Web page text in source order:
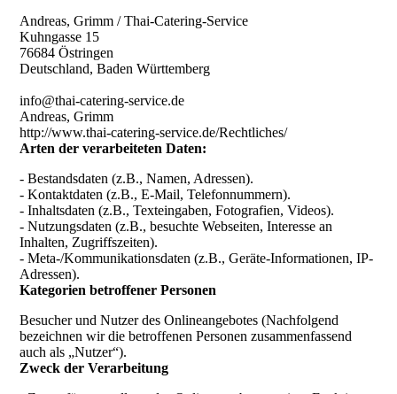
Andreas, Grimm / Thai-Catering-Service
Kuhngasse 15
76684 Östringen
Deutschland, Baden Württemberg
info@thai-catering-service.de
Andreas, Grimm
http://www.thai-catering-service.de/Rechtliches/
Arten der verarbeiteten Daten:
- Bestandsdaten (z.B., Namen, Adressen).
- Kontaktdaten (z.B., E-Mail, Telefonnummern).
- Inhaltsdaten (z.B., Texteingaben, Fotografien, Videos).
- Nutzungsdaten (z.B., besuchte Webseiten, Interesse an
Inhalten, Zugriffszeiten).
- Meta-/Kommunikationsdaten (z.B., Geräte-Informationen, IP-
Adressen).
Kategorien betroffener Personen
Besucher und Nutzer des Onlineangebotes (Nachfolgend
bezeichnen wir die betroffenen Personen zusammenfassend
auch als „Nutzer“).
Zweck der Verarbeitung